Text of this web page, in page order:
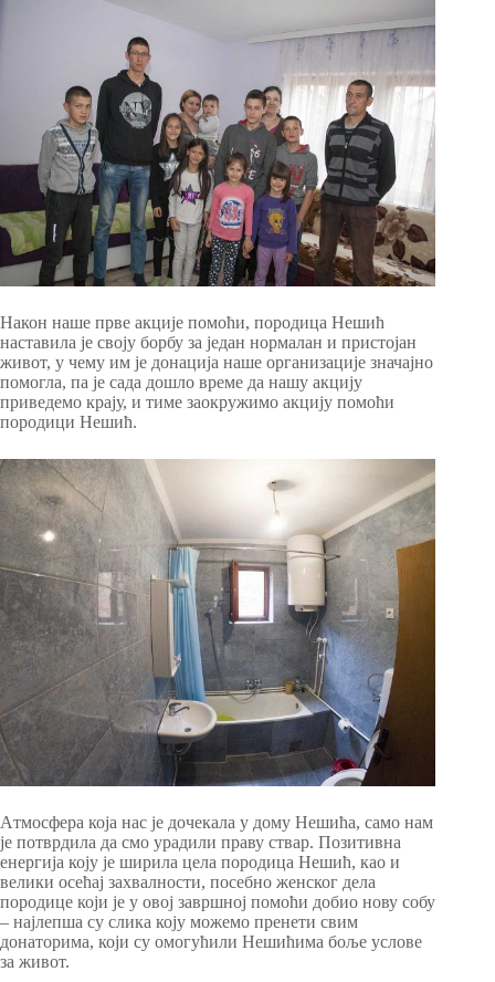
Након наше прве акције помоћи, породица Нешић
наставила је своју борбу за један нормалан и пристојан
живот, у чему им је донација наше организације значајно
помогла, па је сада дошло време да нашу акцију
приведемо крају, и тиме заокружимо акцију помоћи
породици Нешић.
Aтмосфера која нас је дочекала у дому Нешића, само нам
је потврдила да смо урадили праву ствар. Позитивна
енергија коју је ширила цела породица Нешић, као и
велики осећај захвалности, посебно женског дела
породице који је у овој завршној помоћи добио нову собу
– најлепша су слика коју можемо пренети свим
донаторима, који су омогућили Нешићима боље услове
за живот.